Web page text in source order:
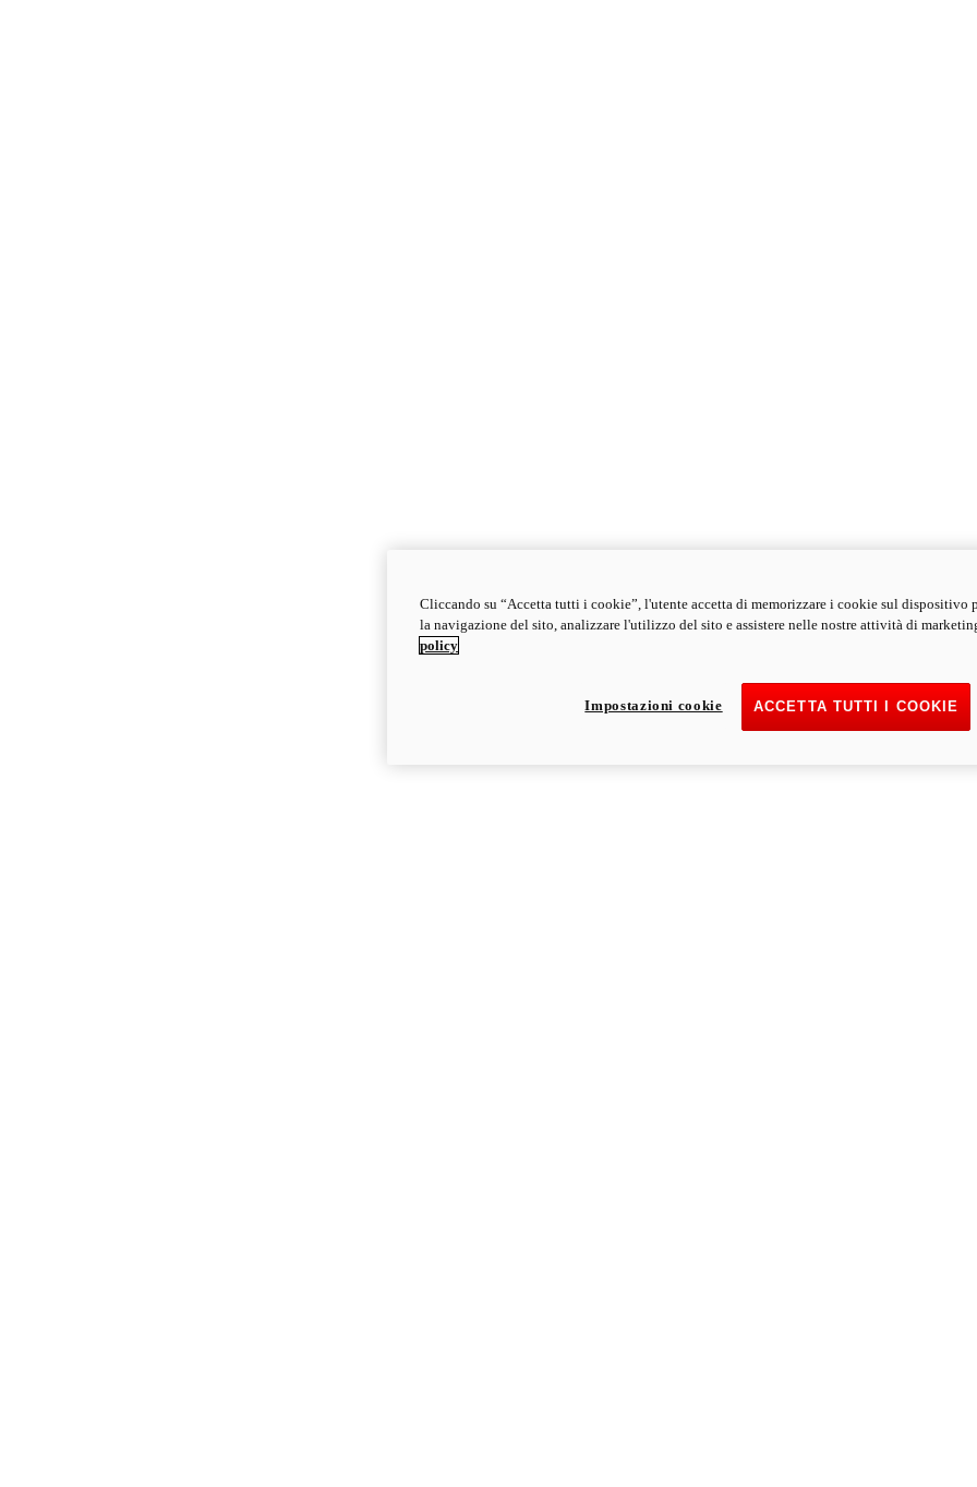
Cliccando su “Accetta tutti i cookie”, l'utente accetta di memorizzare i cookie sul dispositivo
la navigazione del sito, analizzare l'utilizzo del sito e assistere nelle nostre attività di
policy
ACCETTA TUTTI I COOKIE
Impostazioni cookie